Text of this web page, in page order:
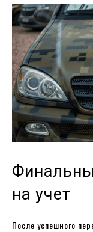
на учет
После успешного